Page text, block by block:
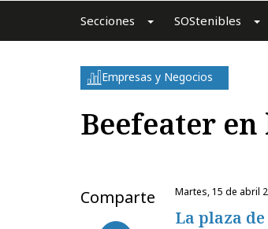
Secciones SOStenibles
Empresas y Negocios
Beefeater
Comparte martes, 15 de abril
La plaza